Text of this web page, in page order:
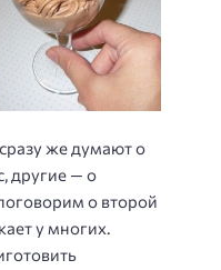
же думают о
другие — о
о второй
у многих.